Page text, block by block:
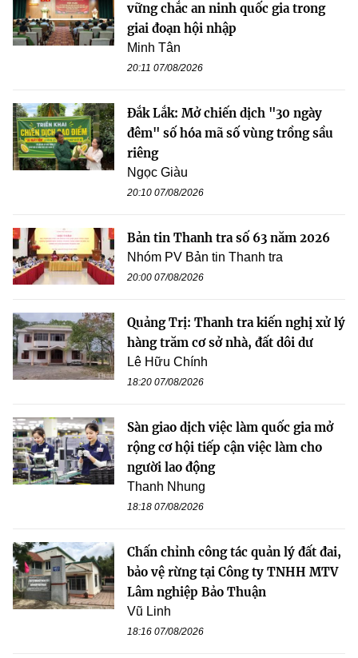
vững chắc an ninh quốc gia trong
giai đoạn hội nhập
Minh Tân
20:11 07/08/2026
Đắk Lắk: Mở chiến dịch "30 ngày
đêm" số hóa mã số vùng trồng sầu
riêng
Ngọc Giàu
20:10 07/08/2026
Bản tin Thanh tra số 63 năm 2026
Nhóm PV Bản tin Thanh tra
20:00 07/08/2026
Quảng Trị: Thanh tra kiến nghị xử lý
hàng trăm cơ sở nhà, đất dôi dư
Lê Hữu Chính
18:20 07/08/2026
Sàn giao dịch việc làm quốc gia mở
rộng cơ hội tiếp cận việc làm cho
người lao động
Thanh Nhung
18:18 07/08/2026
Chấn chỉnh công tác quản lý đất đai,
bảo vệ rừng tại Công ty TNHH MTV
Lâm nghiệp Bảo Thuận
Vũ Linh
18:16 07/08/2026